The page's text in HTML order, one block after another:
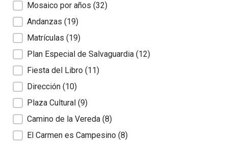
Mosaico por años (32)
Andanzas (19)
Matrículas (19)
Plan Especial de Salvaguardia (12)
Fiesta del Libro (11)
Dirección (10)
Plaza Cultural (9)
Camino de la Vereda (8)
El Carmen es Campesino (8)